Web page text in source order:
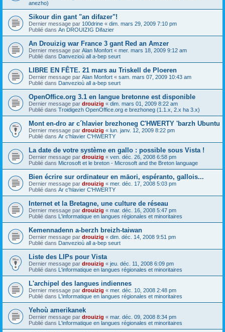
anezho)
Sikour din gant "an difazer"!
Dernier message par 100drine « dim. mars 29, 2009 7:10 pm
Publié dans An DROUIZIG Difazier
An Drouizig war France 3 gant Red an Amzer
Dernier message par Alan Monfort « mer. mars 18, 2009 9:12 am
Publié dans Danvezioù all a-bep seurt
LIBRE EN FÊTE. 21 mars au Triskell de Ploeren
Dernier message par Alan Monfort « sam. mars 07, 2009 10:43 am
Publié dans Danvezioù all a-bep seurt
OpenOffice.org 3.1 en langue bretonne est disponible
Dernier message par drouizig « dim. mars 01, 2009 8:22 am
Publié dans Troidigezh OpenOffice.org e brezhoneg (1.1.x, 2.x ha 3.x)
Mont en-dro ar c´hlavier brezhoneg C'HWERTY 'barzh Ubuntu
Dernier message par drouizig « lun. janv. 12, 2009 8:22 pm
Publié dans Ar c'hlavier C'HWERTY
La date de votre système en gallo : possible sous Vista !
Dernier message par drouizig « ven. déc. 26, 2008 6:58 pm
Publié dans Microsoft et le breton - Microsoft and the Breton language
Bien écrire sur ordinateur en māori, espéranto, gallois...
Dernier message par drouizig « mer. déc. 17, 2008 5:03 pm
Publié dans Ar c'hlavier C'HWERTY
Internet et la Bretagne, une culture de réseau
Dernier message par drouizig « mar. déc. 16, 2008 5:47 pm
Publié dans L'informatique en langues régionales et minoritaires
Kemennadenn a-berzh breizh-taiwan
Dernier message par drouizig « dim. déc. 14, 2008 9:51 pm
Publié dans Danvezioù all a-bep seurt
Liste des LIPs pour Vista
Dernier message par drouizig « jeu. déc. 11, 2008 6:09 pm
Publié dans L'informatique en langues régionales et minoritaires
L'archipel des langues indiennes
Dernier message par drouizig « mer. déc. 10, 2008 2:48 pm
Publié dans L'informatique en langues régionales et minoritaires
Yehoù amerikanek
Dernier message par drouizig « mar. déc. 09, 2008 8:34 pm
Publié dans L'informatique en langues régionales et minoritaires